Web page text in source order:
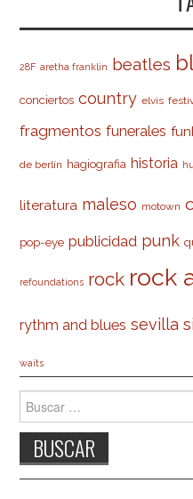
28F aretha franklin beatles
conciertos country elvis
fragmentos funerales
de berlín hagiografia historia
literatura maleso motown
pop-eye publicidad punk
refoundations rock rock
rythm and blues sevilla
waits
Buscar: